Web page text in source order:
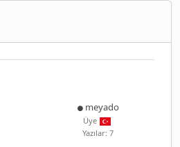
meyado
Üye
Yazılar: 7